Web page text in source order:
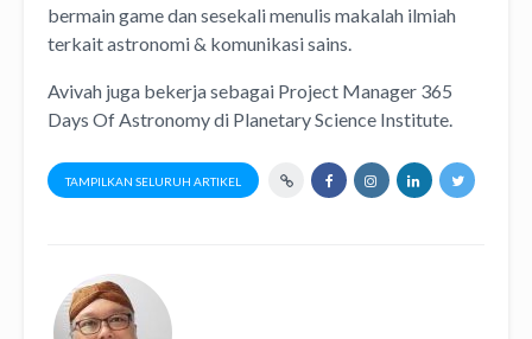
bermain game dan sesekali menulis makalah ilmiah
terkait astronomi & komunikasi sains.
Avivah juga bekerja sebagai Project Manager 365
Days Of Astronomydi Planetary Science Institute.
TAMPILKAN SELURUH ARTIKEL